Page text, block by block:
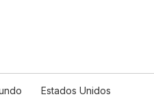
Estados Unidos